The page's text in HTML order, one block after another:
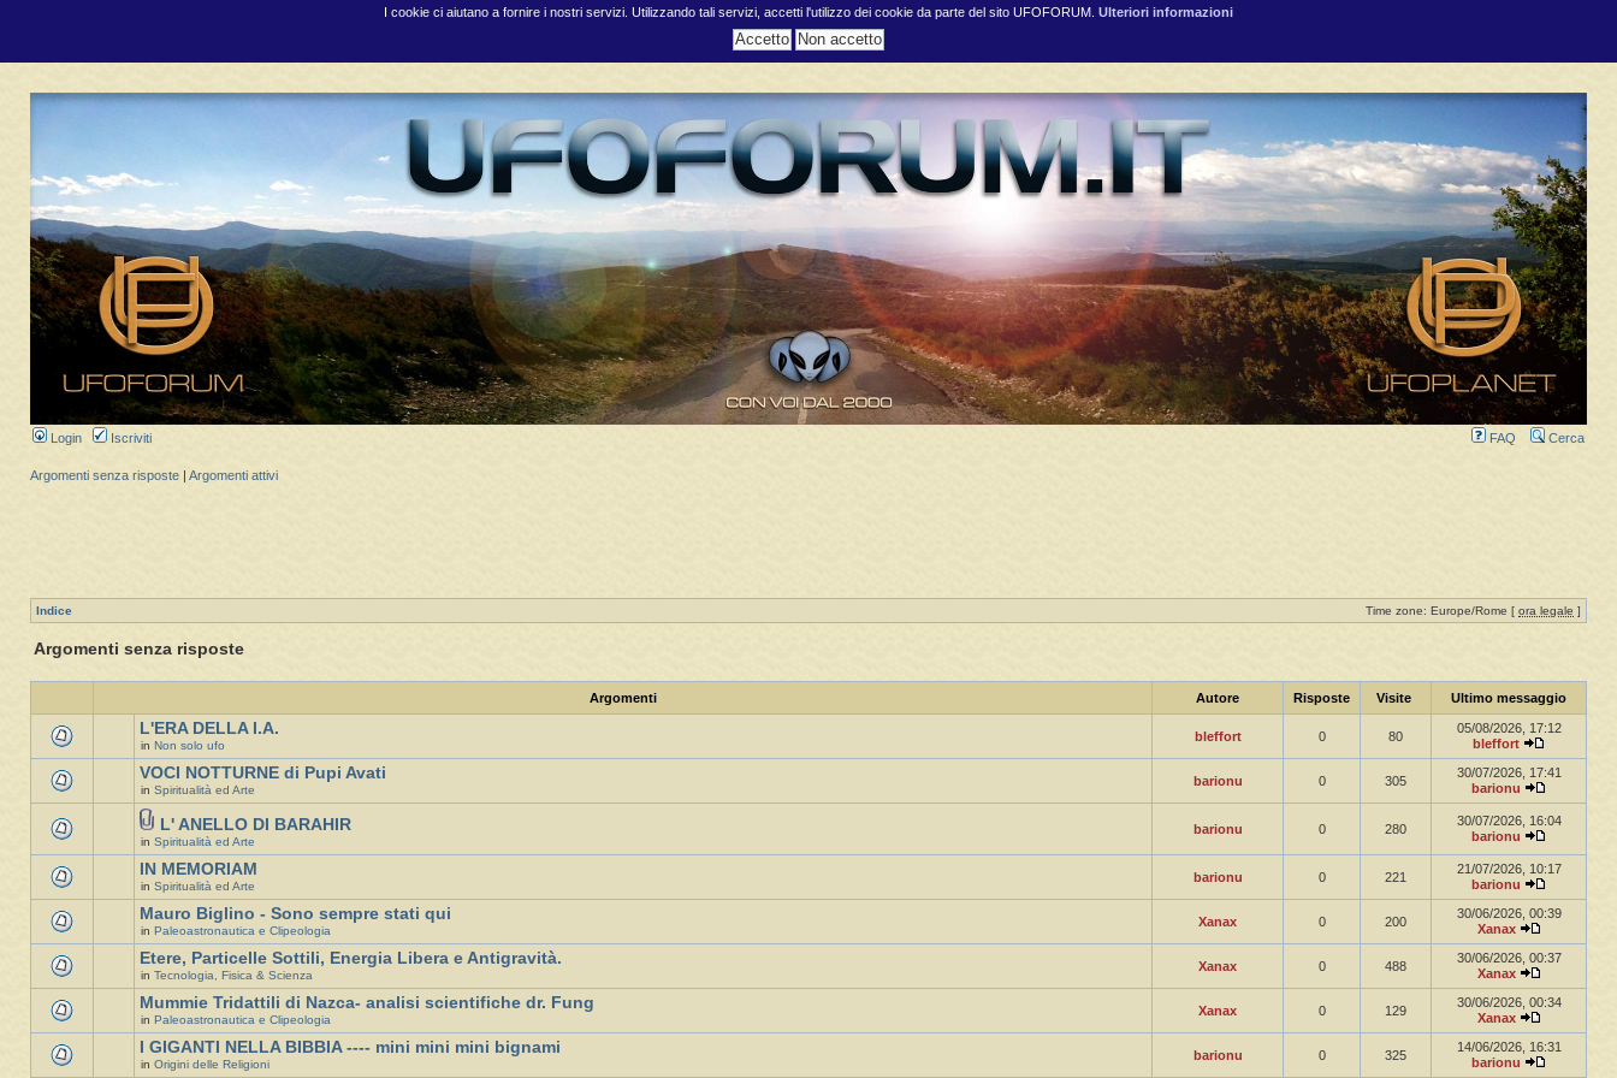
I cookie ci aiutano a fornire i nostri servizi. Utilizzando tali servizi, accetti l'utilizzo dei cookie da parte del sito UFOFORUM. Ulteriori informazioni
Login Iscriviti FAQ Cerca
Argomenti senza risposte Argomenti attivi
Indice Time zone: Europe/Rome [ ora legale ]
Argomenti senza risposte
Argomenti Autore Risposte Visite Ultimo messaggio
L'ERA DELLA I.A.
in Non solo ufo
bleffort 0 80
05/08/2026, 17:12
bleffort
VOCI NOTTURNE di Pupi Avati
in Spiritualità ed Arte
barionu 0 305
30/07/2026, 17:41
barionu
L' ANELLO DI BARAHIR
in Spiritualità ed Arte
barionu 0 280
30/07/2026, 16:04
barionu
IN MEMORIAM
in Spiritualità ed Arte
barionu 0 221
21/07/2026, 10:17
barionu
Mauro Biglino - Sono sempre stati qui
in Paleoastronautica e Clipeologia
Xanax 0 200
30/06/2026, 00:39
Xanax
Etere, Particelle Sottili, Energia Libera e Antigravità.
in Tecnologia, Fisica & Scienza
Xanax 0 488
30/06/2026, 00:37
Xanax
Mummie Tridattili di Nazca- analisi scientifiche dr. Fung
in Paleoastronautica e Clipeologia
Xanax 0 129
30/06/2026, 00:34
Xanax
I GIGANTI NELLA BIBBIA ---- mini mini mini bignami
in Origini delle Religioni
barionu 0 325
14/06/2026, 16:31
barionu